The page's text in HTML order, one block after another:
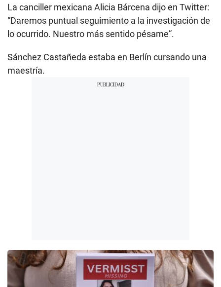
La canciller mexicana Alicia Bárcena dijo en Twitter:
“Daremos puntual seguimiento a la investigación de
lo ocurrido. Nuestro más sentido pésame”.
Sánchez Castañeda estaba en Berlín cursando una
maestría.